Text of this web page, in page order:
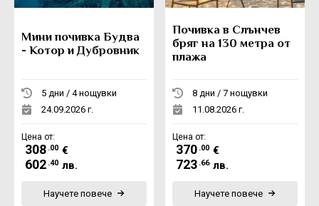
Мини почивка Будва
- Котор и Дубровник
5 дни / 4 нощувки
24.09.2026 г.
Цена от:
308 .00 €
602 .40 лв.
Научете повече
Почивка в Слънчев
бряг на 130 метра от
плажа
8 дни / 7 нощувки
11.08.2026 г.
Цена от:
370 .00 €
723 .66 лв.
Научете повече